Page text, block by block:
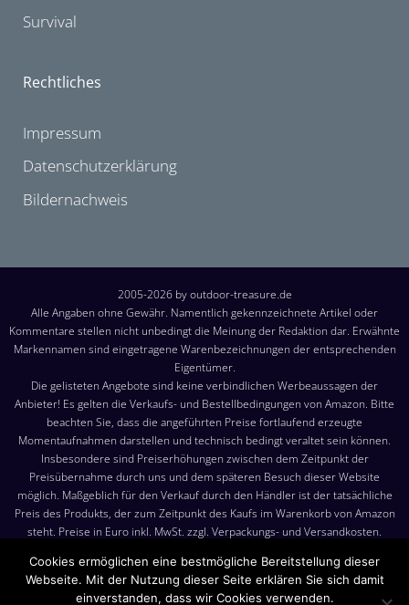
Survival
Rechtliches
Impressum
Datenschutzerklärung
Bildernachweis
2005-2026 by outdoor-treasure.de
Alle Angaben ohne Gewähr. Namentlich gekennzeichnete Artikel oder
Kommentare stellen nicht unbedingt die Meinung der Redaktion dar. Erwähnte
Markennamen sind eingetragene Warenbezeichnungen der entsprechenden
Eigentümer.
Die gelisteten Angebote sind keine verbindlichen Werbeaussagen der
Anbieter! Es gelten die Verkaufs- und Bestellbedingungen von Amazon. Bitte
beachten Sie, dass die angeführten Preise fortlaufend erzeugte
Momentaufnahmen darstellen und technisch bedingt veraltet sein können.
Insbesondere sind Preiserhöhungen zwischen dem Zeitpunkt der
Preisübernahme durch uns und dem späteren Besuch dieser Website
möglich. Maßgeblich für den Verkauf durch den Händler ist der tatsächliche
Preis des Produkts, der zum Zeitpunkt des Kaufs im Warenkorb von Amazon
steht. Preise in Euro inkl. MwSt. zzgl. Verpackungs- und Versandkosten.
angegeben, die Kosten für den Versand nach Deutschland. Es gelten jedoch
die im Warenkorb von Amazon angezeigten Liefer- und Versandkosten.
Cookies ermöglichen eine bestmögliche Bereitstellung dieser
Webseite. Mit der Nutzung dieser Seite erklären Sie sich damit
einverstanden, dass wir Cookies verwenden.